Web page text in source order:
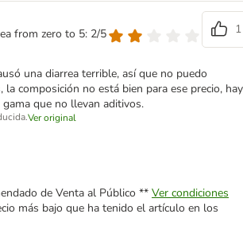
from zero to 5: 2/5
1
una diarrea terrible, así que no puedo
la composición no está bien para ese precio, hay
que no llevan aditivos.
Ver original
de Venta al Público ** Ver condiciones
más bajo que ha tenido el artículo en los